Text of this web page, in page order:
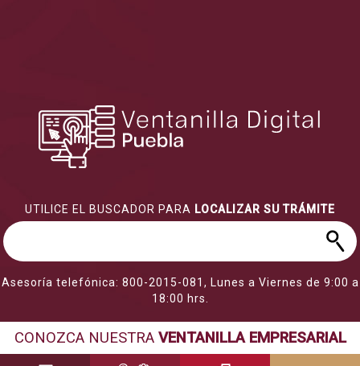
Asesoría telefónica: 800-2015-081, Lunes a Viernes de 9:00 a
18:00 hrs.
UTILICE EL BUSCADOR PARA LOCALIZAR SU TRÁMITE
CONOZCA NUESTRA VENTANILLA EMPRESARIAL